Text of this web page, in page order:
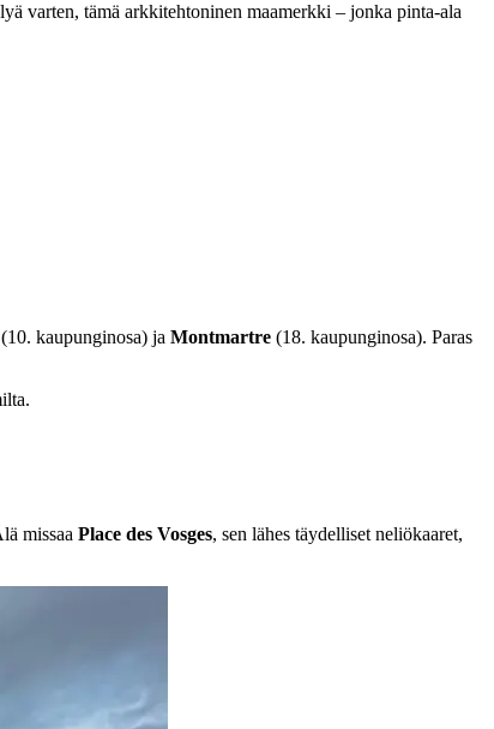
varten, tämä arkkitehtoninen maamerkki – jonka pinta-ala
(10. kaupunginosa) ja Montmartre (18. kaupunginosa). Paras
missaa Place des Vosges, sen lähes täydelliset neliökaaret,